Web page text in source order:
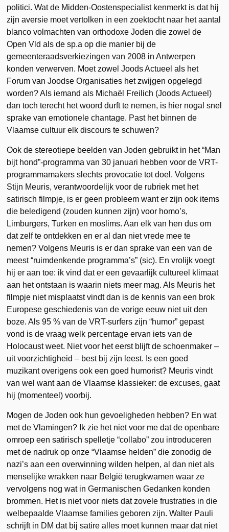
politici. Wat de Midden-Oostenspecialist kenmerkt is dat hij
zijn aversie moet vertolken in een zoektocht naar het aantal
blanco volmachten van orthodoxe Joden die zowel de
Open Vld als de sp.a op die manier bij de
gemeenteraadsverkiezingen van 2008 in Antwerpen
konden verwerven. Moet zowel Joods Actueel als het
Forum van Joodse Organisaties het zwijgen opgelegd
worden? Als iemand als Michaël Freilich (Joods Actueel)
dan toch terecht het woord durft te nemen, is hier nogal snel
sprake van emotionele chantage. Past het binnen de
Vlaamse cultuur elk discours te schuwen?
Ook de stereotiepe beelden van Joden gebruikt in het “Man
bijt hond”-programma van 30 januari hebben voor de VRT-
programmamakers slechts provocatie tot doel. Volgens
Stijn Meuris, verantwoordelijk voor de rubriek met het
satirisch filmpje, is er geen probleem want er zijn ook items
die beledigend (zouden kunnen zijn) voor homo’s,
Limburgers, Turken en moslims. Aan elk van hen dus om
dat zelf te ontdekken en er al dan niet vrede mee te
nemen? Volgens Meuris is er dan sprake van een van de
meest “ruimdenkende programma’s” (sic). En vrolijk voegt
hij er aan toe: ik vind dat er een gevaarlijk cultureel klimaat
aan het ontstaan is waarin niets meer mag. Als Meuris het
filmpje niet misplaatst vindt dan is de kennis van een brok
Europese geschiedenis van de vorige eeuw niet uit den
boze. Als 95 % van de VRT-surfers zijn “humor” gepast
vond is de vraag welk percentage ervan iets van de
Holocaust weet. Niet voor het eerst blijft de schoenmaker –
uit voorzichtigheid – best bij zijn leest. Is een goed
muzikant overigens ook een goed humorist? Meuris vindt
van wel want aan de Vlaamse klassieker: de excuses, gaat
hij (momenteel) voorbij.
Mogen de Joden ook hun gevoeligheden hebben? En wat
met de Vlamingen? Ik zie het niet voor me dat de openbare
omroep een satirisch spelletje “collabo” zou introduceren
met de nadruk op onze “Vlaamse helden” die zonodig de
nazi’s aan een overwinning wilden helpen, al dan niet als
menselijke wrakken naar België terugkwamen waar ze
vervolgens nog wat in Germanischen Gedanken konden
brommen. Het is niet voor niets dat zovele frustraties in die
welbepaalde Vlaamse families geboren zijn. Walter Pauli
schrijft in DM dat bij satire alles moet kunnen maar dat niet